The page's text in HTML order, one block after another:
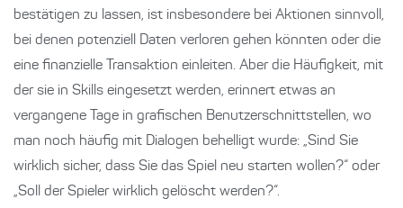
bestätigen zu lassen, ist insbesondere bei Aktionen sinnvoll,
bei denen potenziell Daten verloren gehen könnten oder die
eine finanzielle Transaktion einleiten. Aber die Häufigkeit, mit
der sie in Skills eingesetzt werden, erinnert etwas an
vergangene Tage in grafischen Benutzerschnittstellen, wo
man noch häufig mit Dialogen behelligt wurde: „Sind Sie
wirklich sicher, dass Sie das Spiel neu starten wollen?“ oder
„Soll der Spieler wirklich gelöscht werden?“.